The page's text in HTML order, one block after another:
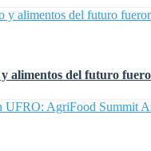
alimentos del futuro